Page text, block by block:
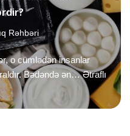
Rəhbəri
o cümlədən insanlar
Bədəndə ən…Ətraflı